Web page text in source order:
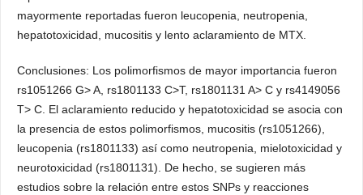
mayormente reportadas fueron leucopenia, neutropenia,
hepatotoxicidad, mucositis y lento aclaramiento de MTX.
Conclusiones: Los polimorfismos de mayor importancia fueron
rs1051266 G> A, rs1801133 C>T, rs1801131 A> C y rs4149056
T> C. El aclaramiento reducido y hepatotoxicidad se asocia con
la presencia de estos polimorfismos, mucositis (rs1051266),
leucopenia (rs1801133) así como neutropenia, mielotoxicidad y
neurotoxicidad (rs1801131). De hecho, se sugieren más
estudios sobre la relación entre estos SNPs y reacciones